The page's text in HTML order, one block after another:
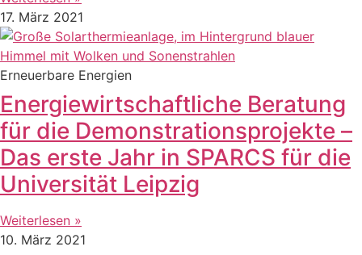
17. März 2021
Erneuerbare Energien
Energiewirtschaftliche Beratung
für die Demonstrationsprojekte –
Das erste Jahr in SPARCS für die
Universität Leipzig
Weiterlesen »
10. März 2021